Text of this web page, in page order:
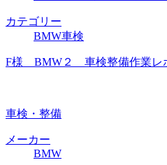
カテゴリー
BMW車検
F様 BMW２ 車検整備作業レ
車検・整備
メーカー
BMW